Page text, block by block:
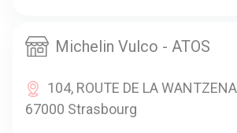
Michelin Vulco - ATOS
104, ROUTE DE LA
67000 Strasbourg